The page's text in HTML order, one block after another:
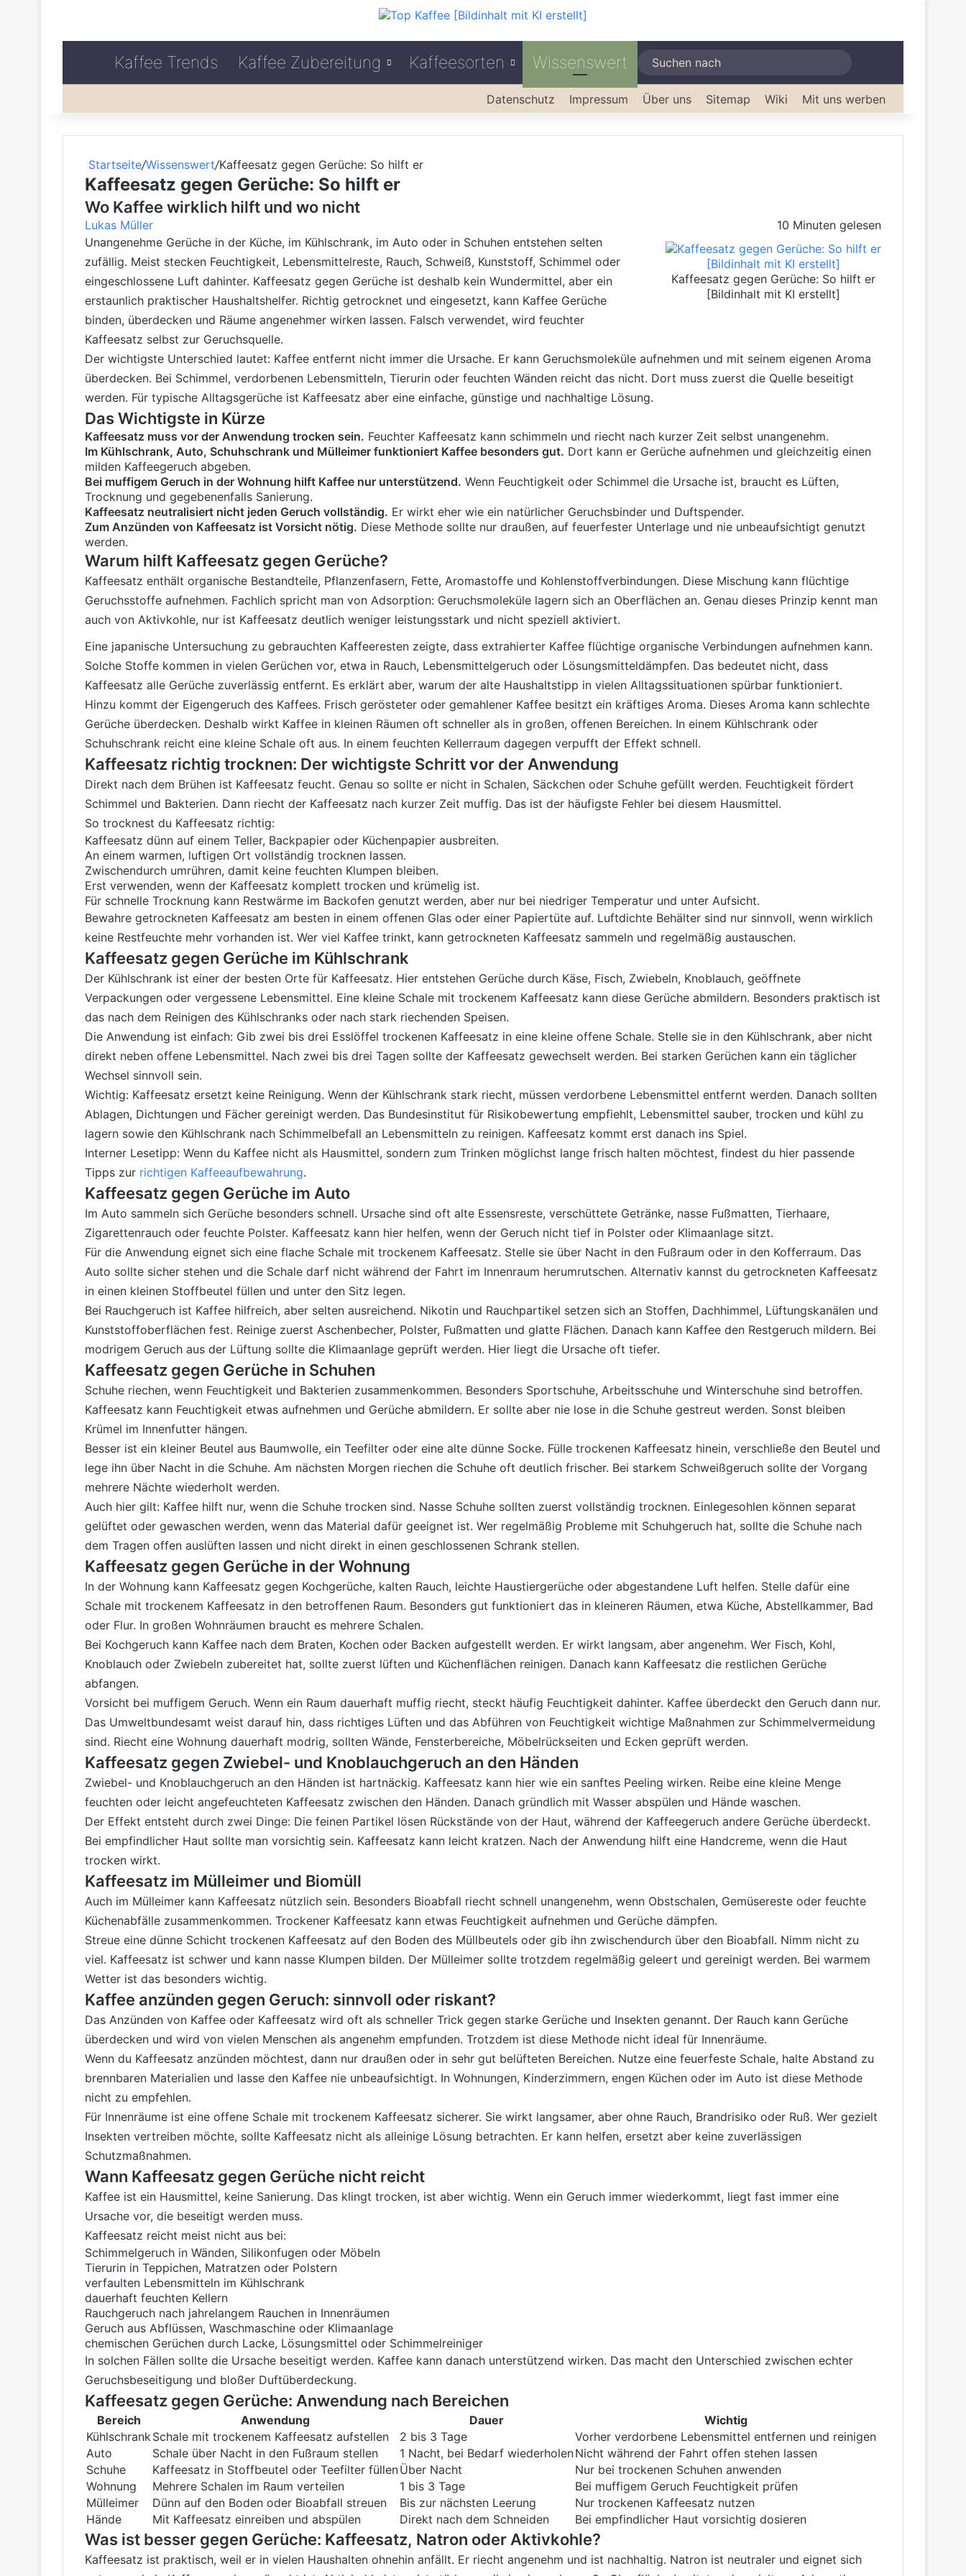
Kaffee Trends Kaffee Zubereitung Kaffeesorten Wissenswert
nach
Datenschutz Impressum Über uns Sitemap Wiki Mit uns werben
Startseite/Wissenswert/Kaffeesatz gegen Gerüche: So hilft er
Kaffeesatz gegen Gerüche: So hilft er
Wo Kaffee wirklich hilft und wo nicht
Lukas Müller 10 Minuten gelesen
Kaffeesatz gegen Gerüche: So hilft er
[Bildinhalt mit KI erstellt]
Unangenehme Gerüche in der Küche, im Kühlschrank, im Auto oder in Schuhen entstehen selten
zufällig. Meist stecken Feuchtigkeit, Lebensmittelreste, Rauch, Schweiß, Kunststoff, Schimmel oder
eingeschlossene Luft dahinter. Kaffeesatz gegen Gerüche ist deshalb kein Wundermittel, aber ein
erstaunlich praktischer Haushaltshelfer. Richtig getrocknet und eingesetzt, kann Kaffee Gerüche
binden, überdecken und Räume angenehmer wirken lassen. Falsch verwendet, wird feuchter
Kaffeesatz selbst zur Geruchsquelle.
Der wichtigste Unterschied lautet: Kaffee entfernt nicht immer die Ursache. Er kann Geruchsmoleküle aufnehmen und mit seinem eigenen Aroma
überdecken. Bei Schimmel, verdorbenen Lebensmitteln, Tierurin oder feuchten Wänden reicht das nicht. Dort muss zuerst die Quelle beseitigt
werden. Für typische Alltagsgerüche ist Kaffeesatz aber eine einfache, günstige und nachhaltige Lösung.
Das Wichtigste in Kürze
Kaffeesatz muss vor der Anwendung trocken sein. Feuchter Kaffeesatz kann schimmeln und riecht nach kurzer Zeit selbst unangenehm.
Im Kühlschrank, Auto, Schuhschrank und Mülleimer funktioniert Kaffee besonders gut. Dort kann er Gerüche aufnehmen und gleichzeitig einen
milden Kaffeegeruch abgeben.
Bei muffigem Geruch in der Wohnung hilft Kaffee nur unterstützend. Wenn Feuchtigkeit oder Schimmel die Ursache ist, braucht es Lüften,
Trocknung und gegebenenfalls Sanierung.
Kaffeesatz neutralisiert nicht jeden Geruch vollständig. Er wirkt eher wie ein natürlicher Geruchsbinder und Duftspender.
Zum Anzünden von Kaffeesatz ist Vorsicht nötig. Diese Methode sollte nur draußen, auf feuerfester Unterlage und nie unbeaufsichtigt genutzt
werden.
Warum hilft Kaffeesatz gegen Gerüche?
Kaffeesatz enthält organische Bestandteile, Pflanzenfasern, Fette, Aromastoffe und Kohlenstoffverbindungen. Diese Mischung kann flüchtige
Geruchsstoffe aufnehmen. Fachlich spricht man von Adsorption: Geruchsmoleküle lagern sich an Oberflächen an. Genau dieses Prinzip kennt man
auch von Aktivkohle, nur ist Kaffeesatz deutlich weniger leistungsstark und nicht speziell aktiviert.
Eine japanische Untersuchung zu gebrauchten Kaffeeresten zeigte, dass extrahierter Kaffee flüchtige organische Verbindungen aufnehmen kann.
Solche Stoffe kommen in vielen Gerüchen vor, etwa in Rauch, Lebensmittelgeruch oder Lösungsmitteldämpfen. Das bedeutet nicht, dass
Kaffeesatz alle Gerüche zuverlässig entfernt. Es erklärt aber, warum der alte Haushaltstipp in vielen Alltagssituationen spürbar funktioniert.
Hinzu kommt der Eigengeruch des Kaffees. Frisch gerösteter oder gemahlener Kaffee besitzt ein kräftiges Aroma. Dieses Aroma kann schlechte
Gerüche überdecken. Deshalb wirkt Kaffee in kleinen Räumen oft schneller als in großen, offenen Bereichen. In einem Kühlschrank oder
Schuhschrank reicht eine kleine Schale oft aus. In einem feuchten Kellerraum dagegen verpufft der Effekt schnell.
Kaffeesatz richtig trocknen: Der wichtigste Schritt vor der Anwendung
Direkt nach dem Brühen ist Kaffeesatz feucht. Genau so sollte er nicht in Schalen, Säckchen oder Schuhe gefüllt werden. Feuchtigkeit fördert
Schimmel und Bakterien. Dann riecht der Kaffeesatz nach kurzer Zeit muffig. Das ist der häufigste Fehler bei diesem Hausmittel.
So trocknest du Kaffeesatz richtig:
Kaffeesatz dünn auf einem Teller, Backpapier oder Küchenpapier ausbreiten.
An einem warmen, luftigen Ort vollständig trocknen lassen.
Zwischendurch umrühren, damit keine feuchten Klumpen bleiben.
Erst verwenden, wenn der Kaffeesatz komplett trocken und krümelig ist.
Für schnelle Trocknung kann Restwärme im Backofen genutzt werden, aber nur bei niedriger Temperatur und unter Aufsicht.
Bewahre getrockneten Kaffeesatz am besten in einem offenen Glas oder einer Papiertüte auf. Luftdichte Behälter sind nur sinnvoll, wenn wirklich
keine Restfeuchte mehr vorhanden ist. Wer viel Kaffee trinkt, kann getrockneten Kaffeesatz sammeln und regelmäßig austauschen.
Kaffeesatz gegen Gerüche im Kühlschrank
Der Kühlschrank ist einer der besten Orte für Kaffeesatz. Hier entstehen Gerüche durch Käse, Fisch, Zwiebeln, Knoblauch, geöffnete
Verpackungen oder vergessene Lebensmittel. Eine kleine Schale mit trockenem Kaffeesatz kann diese Gerüche abmildern. Besonders praktisch ist
das nach dem Reinigen des Kühlschranks oder nach stark riechenden Speisen.
Die Anwendung ist einfach: Gib zwei bis drei Esslöffel trockenen Kaffeesatz in eine kleine offene Schale. Stelle sie in den Kühlschrank, aber nicht
direkt neben offene Lebensmittel. Nach zwei bis drei Tagen sollte der Kaffeesatz gewechselt werden. Bei starken Gerüchen kann ein täglicher
Wechsel sinnvoll sein.
Wichtig: Kaffeesatz ersetzt keine Reinigung. Wenn der Kühlschrank stark riecht, müssen verdorbene Lebensmittel entfernt werden. Danach sollten
Ablagen, Dichtungen und Fächer gereinigt werden. Das Bundesinstitut für Risikobewertung empfiehlt, Lebensmittel sauber, trocken und kühl zu
lagern sowie den Kühlschrank nach Schimmelbefall an Lebensmitteln zu reinigen. Kaffeesatz kommt erst danach ins Spiel.
Interner Lesetipp: Wenn du Kaffee nicht als Hausmittel, sondern zum Trinken möglichst lange frisch halten möchtest, findest du hier passende
Tipps zur richtigen Kaffeeaufbewahrung.
Kaffeesatz gegen Gerüche im Auto
Im Auto sammeln sich Gerüche besonders schnell. Ursache sind oft alte Essensreste, verschüttete Getränke, nasse Fußmatten, Tierhaare,
Zigarettenrauch oder feuchte Polster. Kaffeesatz kann hier helfen, wenn der Geruch nicht tief in Polster oder Klimaanlage sitzt.
Für die Anwendung eignet sich eine flache Schale mit trockenem Kaffeesatz. Stelle sie über Nacht in den Fußraum oder in den Kofferraum. Das
Auto sollte sicher stehen und die Schale darf nicht während der Fahrt im Innenraum herumrutschen. Alternativ kannst du getrockneten Kaffeesatz
in einen kleinen Stoffbeutel füllen und unter den Sitz legen.
Bei Rauchgeruch ist Kaffee hilfreich, aber selten ausreichend. Nikotin und Rauchpartikel setzen sich an Stoffen, Dachhimmel, Lüftungskanälen und
Kunststoffoberflächen fest. Reinige zuerst Aschenbecher, Polster, Fußmatten und glatte Flächen. Danach kann Kaffee den Restgeruch mildern. Bei
modrigem Geruch aus der Lüftung sollte die Klimaanlage geprüft werden. Hier liegt die Ursache oft tiefer.
Kaffeesatz gegen Gerüche in Schuhen
Schuhe riechen, wenn Feuchtigkeit und Bakterien zusammenkommen. Besonders Sportschuhe, Arbeitsschuhe und Winterschuhe sind betroffen.
Kaffeesatz kann Feuchtigkeit etwas aufnehmen und Gerüche abmildern. Er sollte aber nie lose in die Schuhe gestreut werden. Sonst bleiben
Krümel im Innenfutter hängen.
Besser ist ein kleiner Beutel aus Baumwolle, ein Teefilter oder eine alte dünne Socke. Fülle trockenen Kaffeesatz hinein, verschließe den Beutel und
lege ihn über Nacht in die Schuhe. Am nächsten Morgen riechen die Schuhe oft deutlich frischer. Bei starkem Schweißgeruch sollte der Vorgang
mehrere Nächte wiederholt werden.
Auch hier gilt: Kaffee hilft nur, wenn die Schuhe trocken sind. Nasse Schuhe sollten zuerst vollständig trocknen. Einlegesohlen können separat
gelüftet oder gewaschen werden, wenn das Material dafür geeignet ist. Wer regelmäßig Probleme mit Schuhgeruch hat, sollte die Schuhe nach
dem Tragen offen auslüften lassen und nicht direkt in einen geschlossenen Schrank stellen.
Kaffeesatz gegen Gerüche in der Wohnung
In der Wohnung kann Kaffeesatz gegen Kochgerüche, kalten Rauch, leichte Haustiergerüche oder abgestandene Luft helfen. Stelle dafür eine
Schale mit trockenem Kaffeesatz in den betroffenen Raum. Besonders gut funktioniert das in kleineren Räumen, etwa Küche, Abstellkammer, Bad
oder Flur. In großen Wohnräumen braucht es mehrere Schalen.
Bei Kochgeruch kann Kaffee nach dem Braten, Kochen oder Backen aufgestellt werden. Er wirkt langsam, aber angenehm. Wer Fisch, Kohl,
Knoblauch oder Zwiebeln zubereitet hat, sollte zuerst lüften und Küchenflächen reinigen. Danach kann Kaffeesatz die restlichen Gerüche
abfangen.
Vorsicht bei muffigem Geruch. Wenn ein Raum dauerhaft muffig riecht, steckt häufig Feuchtigkeit dahinter. Kaffee überdeckt den Geruch dann nur.
Das Umweltbundesamt weist darauf hin, dass richtiges Lüften und das Abführen von Feuchtigkeit wichtige Maßnahmen zur Schimmelvermeidung
sind. Riecht eine Wohnung dauerhaft modrig, sollten Wände, Fensterbereiche, Möbelrückseiten und Ecken geprüft werden.
Kaffeesatz gegen Zwiebel- und Knoblauchgeruch an den Händen
Zwiebel- und Knoblauchgeruch an den Händen ist hartnäckig. Kaffeesatz kann hier wie ein sanftes Peeling wirken. Reibe eine kleine Menge
feuchten oder leicht angefeuchteten Kaffeesatz zwischen den Händen. Danach gründlich mit Wasser abspülen und Hände waschen.
Der Effekt entsteht durch zwei Dinge: Die feinen Partikel lösen Rückstände von der Haut, während der Kaffeegeruch andere Gerüche überdeckt.
Bei empfindlicher Haut sollte man vorsichtig sein. Kaffeesatz kann leicht kratzen. Nach der Anwendung hilft eine Handcreme, wenn die Haut
trocken wirkt.
Kaffeesatz im Mülleimer und Biomüll
Auch im Mülleimer kann Kaffeesatz nützlich sein. Besonders Bioabfall riecht schnell unangenehm, wenn Obstschalen, Gemüsereste oder feuchte
Küchenabfälle zusammenkommen. Trockener Kaffeesatz kann etwas Feuchtigkeit aufnehmen und Gerüche dämpfen.
Streue eine dünne Schicht trockenen Kaffeesatz auf den Boden des Müllbeutels oder gib ihn zwischendurch über den Bioabfall. Nimm nicht zu
viel. Kaffeesatz ist schwer und kann nasse Klumpen bilden. Der Mülleimer sollte trotzdem regelmäßig geleert und gereinigt werden. Bei warmem
Wetter ist das besonders wichtig.
Kaffee anzünden gegen Geruch: sinnvoll oder riskant?
Das Anzünden von Kaffee oder Kaffeesatz wird oft als schneller Trick gegen starke Gerüche und Insekten genannt. Der Rauch kann Gerüche
überdecken und wird von vielen Menschen als angenehm empfunden. Trotzdem ist diese Methode nicht ideal für Innenräume.
Wenn du Kaffeesatz anzünden möchtest, dann nur draußen oder in sehr gut belüfteten Bereichen. Nutze eine feuerfeste Schale, halte Abstand zu
brennbaren Materialien und lasse den Kaffee nie unbeaufsichtigt. In Wohnungen, Kinderzimmern, engen Küchen oder im Auto ist diese Methode
nicht zu empfehlen.
Für Innenräume ist eine offene Schale mit trockenem Kaffeesatz sicherer. Sie wirkt langsamer, aber ohne Rauch, Brandrisiko oder Ruß. Wer gezielt
Insekten vertreiben möchte, sollte Kaffeesatz nicht als alleinige Lösung betrachten. Er kann helfen, ersetzt aber keine zuverlässigen
Schutzmaßnahmen.
Wann Kaffeesatz gegen Gerüche nicht reicht
Kaffee ist ein Hausmittel, keine Sanierung. Das klingt trocken, ist aber wichtig. Wenn ein Geruch immer wiederkommt, liegt fast immer eine
Ursache vor, die beseitigt werden muss.
Kaffeesatz reicht meist nicht aus bei:
Schimmelgeruch in Wänden, Silikonfugen oder Möbeln
Tierurin in Teppichen, Matratzen oder Polstern
verfaulten Lebensmitteln im Kühlschrank
dauerhaft feuchten Kellern
Rauchgeruch nach jahrelangem Rauchen in Innenräumen
Geruch aus Abflüssen, Waschmaschine oder Klimaanlage
chemischen Gerüchen durch Lacke, Lösungsmittel oder Schimmelreiniger
In solchen Fällen sollte die Ursache beseitigt werden. Kaffee kann danach unterstützend wirken. Das macht den Unterschied zwischen echter
Geruchsbeseitigung und bloßer Duftüberdeckung.
Kaffeesatz gegen Gerüche: Anwendung nach Bereichen
Bereich Anwendung Dauer
Wichtig
KühlschrankSchale mit trockenem Kaffeesatz aufstellen 2 bis 3 Tage
Vorher verdorbene Lebensmittel entfernen und reinigen
Auto
Schale über Nacht in den Fußraum stellen 1 Nacht, bei Bedarf wiederholenNicht während der Fahrt offen stehen lassen
Schuhe
Kaffeesatz in Stoffbeutel oder Teefilter füllenÜber Nacht
Nur bei trockenen Schuhen anwenden
Wohnung
Mehrere Schalen im Raum verteilen 1 bis 3 Tage
Bei muffigem Geruch Feuchtigkeit prüfen
Mülleimer
Dünn auf den Boden oder Bioabfall streuen Bis zur nächsten Leerung
Nur trockenen Kaffeesatz nutzen
Hände
Mit Kaffeesatz einreiben und abspülen Direkt nach dem Schneiden Bei empfindlicher Haut vorsichtig dosieren
Was ist besser gegen Gerüche: Kaffeesatz, Natron oder Aktivkohle?
Kaffeesatz ist praktisch, weil er in vielen Haushalten ohnehin anfällt. Er riecht angenehm und ist nachhaltig. Natron ist neutraler und eignet sich